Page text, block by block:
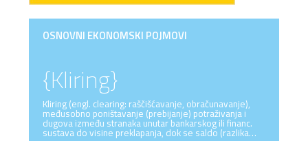
OSNOVNI EKONOMSKI POJMOVI
{Kliring}
Kliring (engl. clearing: raščišćavanje, obračunavanje),
međusobno poništavanje (prebijanje) potraživanja i
dugova između stranaka unutar bankarskog ili financ.
sustava do visine preklapanja, dok se saldo (razlika…